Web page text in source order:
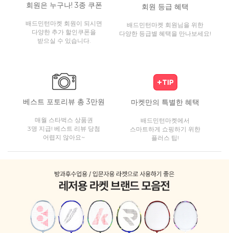
회원은 누구나! 3종 쿠폰
배드민턴마켓 회원이 되시면
다양한 추가 할인쿠폰을
받으실 수 있습니다.
회원 등급 혜택
배드민턴마켓 회원님을 위한
다양한 등급별 혜택을 만나보세요!
베스트 포토리뷰 총 3만원
매월 스타벅스 상품권
3명 지급! 베스트 리뷰 당첨
어렵지 않아요~
마켓만의 특별한 혜택
배드민턴마켓에서
스마트하게 쇼핑하기 위한
플러스 팁!